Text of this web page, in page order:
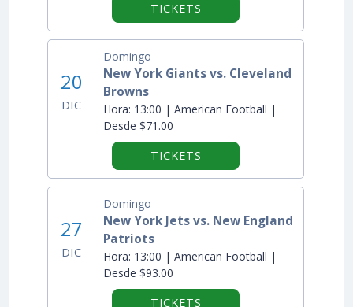
TICKETS
20
DIC
Domingo
New York Giants vs. Cleveland
Browns
Hora: 13:00 | American Football |
Desde $71.00
TICKETS
27
DIC
Domingo
New York Jets vs. New England
Patriots
Hora: 13:00 | American Football |
Desde $93.00
TICKETS